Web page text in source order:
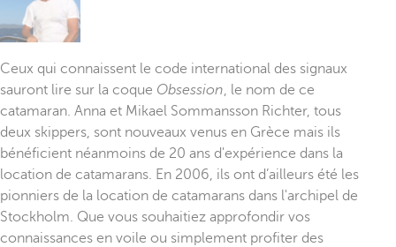
Ceux qui connaissent le code international des signaux
sauront lire sur la coque Obsession , le nom de ce
catamaran. Anna et Mikael Sommansson Richter, tous
deux skippers, sont nouveaux venus en Grèce mais ils
bénéficient néanmoins de 20 ans d'expérience dans la
location de catamarans. En 2006, ils ont d’ailleurs été les
pionniers de la location de catamarans dans l'archipel de
Stockholm. Que vous souhaitiez approfondir vos
connaissances en voile ou simplement profiter des